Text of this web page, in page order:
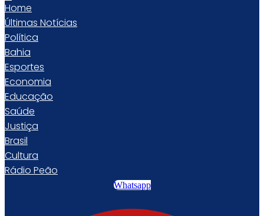
Home
Últimas Notícias
Política
Bahia
Esportes
Economia
Educação
Saúde
Justiça
Brasil
Cultura
Rádio Peão
Whatsapp